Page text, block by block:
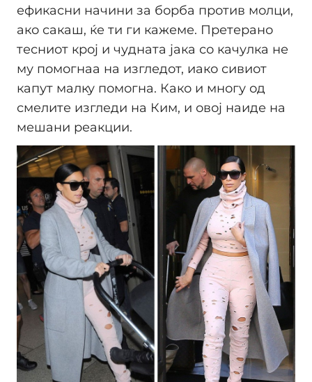
ефикасни начини за борба против молци,
ако сакаш, ќе ти ги кажеме. Претерано
тесниот крој и чудната јака со качулка не
му помогнаа на изгледот, иако сивиот
капут малку помогна. Како и многу од
смелите изгледи на Ким, и овој наиде на
мешани реакции.